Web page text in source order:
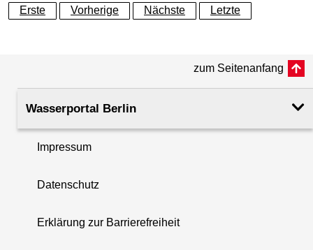
Erste
Vorherige Nächste Letzte
zum Seitenanfang
Wasserportal Berlin
Impressum
Datenschutz
Erklärung zur Barrierefreiheit